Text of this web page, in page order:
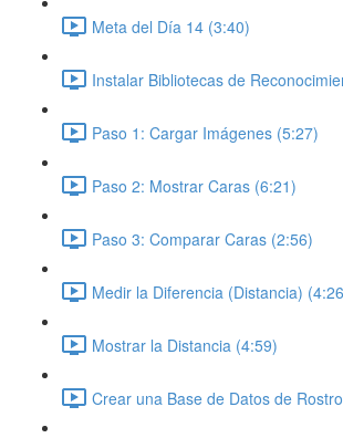
Meta del Día 14 (3:40)
Instalar Bibliotecas de
Paso 1: Cargar Imágenes (5:27)
Paso 2: Mostrar Caras (6:21)
Paso 3: Comparar Caras (2:56)
Medir la Diferencia (Distancia)
Mostrar la Distancia (4:59)
Crear una Base de Datos de